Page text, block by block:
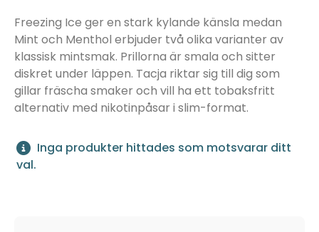
Freezing Ice ger en stark kylande känsla medan
Mint och Menthol erbjuder två olika varianter av
klassisk mintsmak. Prillorna är smala och sitter
diskret under läppen. Tacja riktar sig till dig som
gillar fräscha smaker och vill ha ett tobaksfritt
alternativ med nikotinpåsar i slim-format.
Inga produkter hittades som motsvarar ditt
val.